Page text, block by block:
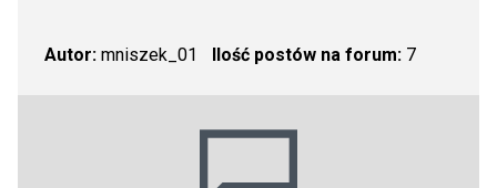
Autor: mniszek_01 Ilość postów na forum:7